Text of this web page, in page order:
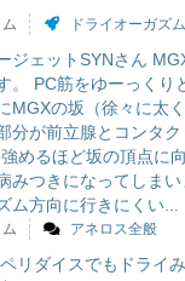
ドライオーガズム
ジェットSYNさん
。 PC筋をゆーっくり
MGXの坂（徐々に太
分が前立腺とコンタク
めるほど坂の頂点に
みつきになってしま
ム方向に行きにくい...
アネロス全般
リダイスでもドライ